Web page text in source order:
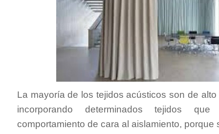
La mayoría de los tejidos acústicos son de
incorporando determinados tejidos
comportamiento de cara al aislamiento, porque